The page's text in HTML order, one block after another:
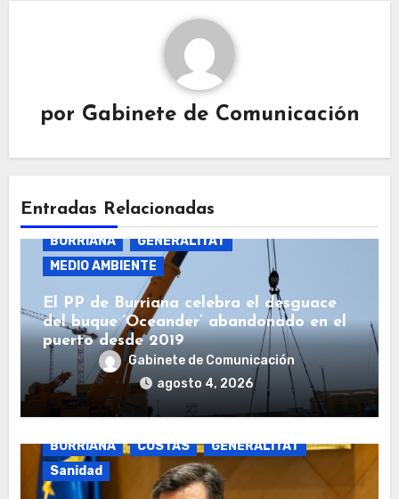
por Gabinete de Comunicación
Entradas Relacionadas
BURRIANA
GENERALITAT
MEDIO AMBIENTE
El PP de Burriana celebra el desguace
del buque ‘Oceander’ abandonado en el
puerto desde 2019
Gabinete de Comunicación
agosto 4, 2026
BURRIANA COSTAS
GENERALITAT
Sanidad